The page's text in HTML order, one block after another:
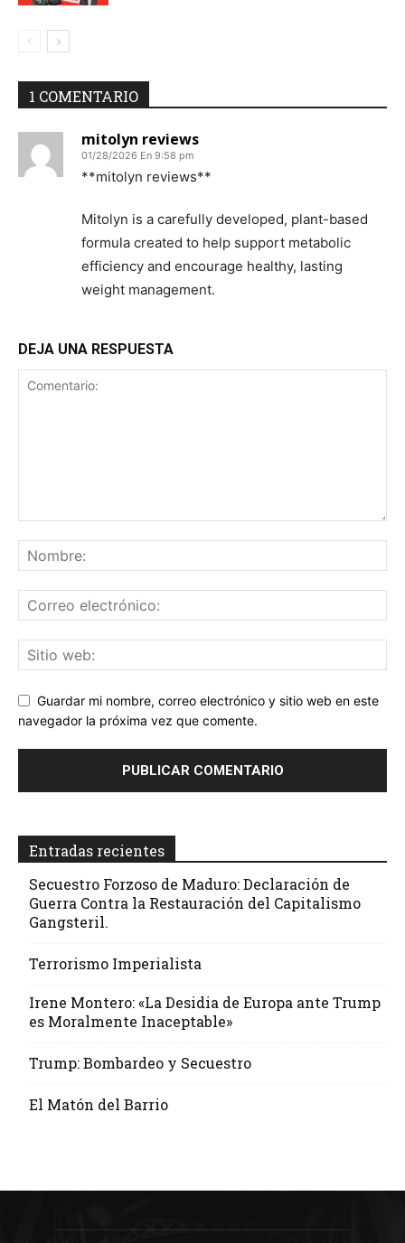
1 COMENTARIO
mitolyn reviews
01/28/2026 En 9:58 pm
**mitolyn reviews**
Mitolyn is a carefully developed, plant-based
formula created to help support metabolic
efficiency and encourage healthy, lasting
weight management.
DEJA UNA RESPUESTA
Guardar mi nombre, correo electrónico y sitio web en este
navegador la próxima vez que comente.
Entradas recientes
Secuestro Forzoso de Maduro: Declaración de
Guerra Contra la Restauración del Capitalismo
Gangsteril.
Terrorismo Imperialista
Irene Montero: «La Desidia de Europa ante Trump
es Moralmente Inaceptable»
Trump: Bombardeo y Secuestro
El Matón del Barrio